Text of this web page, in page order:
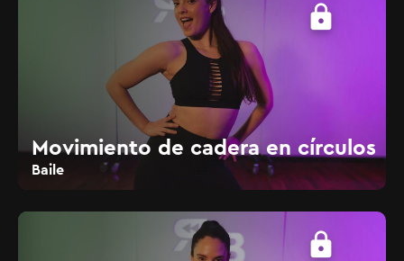
lock
Movimiento de cadera en círculos
Baile
lock